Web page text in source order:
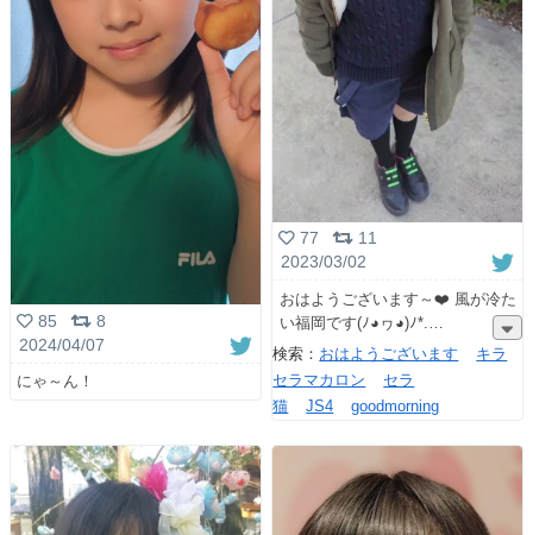
85
8
2024/04/07
にゃ～ん！
77
11
2023/03/02
おはようございます～❤️ 風が冷た
い福岡です(⁠ﾉ⁠◕⁠ヮ⁠◕⁠)⁠ﾉ⁠*⁠.⁠
検索： おはようございます
キラ
セラマカロン
セラ
猫
JS4 goodmorning